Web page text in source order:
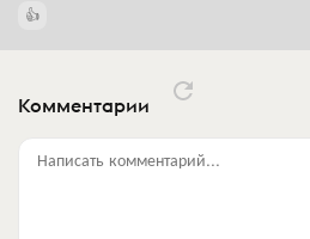
Комментарии
Написать комментарий...